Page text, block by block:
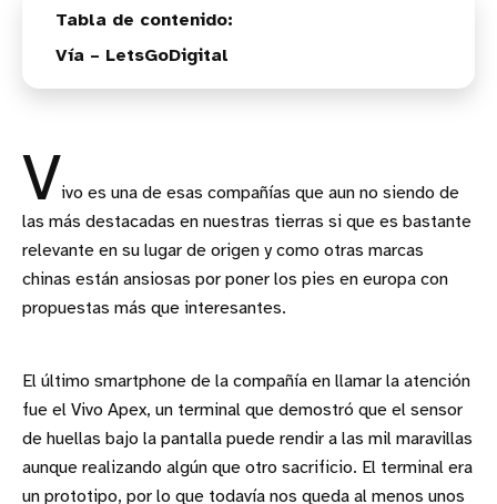
Vía – LetsGoDigital
Vivo es una de esas compañías que aun no siendo de
las más destacadas en nuestras tierras si que es bastante
relevante en su lugar de origen y como otras marcas
chinas están ansiosas por poner los pies en europa con
propuestas más que interesantes.
El último smartphone de la compañía en llamar la atención
fue el Vivo Apex, un terminal que demostró que el sensor
de huellas bajo la pantalla puede rendir a las mil maravillas
aunque realizando algún que otro sacrificio. El terminal era
un prototipo, por lo que todavía nos queda al menos unos